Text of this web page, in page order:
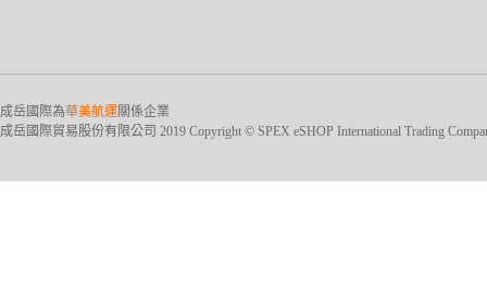
成岳國際為華美航運關係企業
成岳國際貿易股份有限公司 2019 Copyright © SPEX eSHOP International Trading